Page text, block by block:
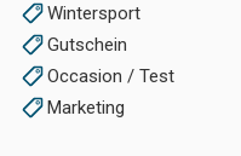
Wintersport
Gutschein
Occasion / Test
Marketing